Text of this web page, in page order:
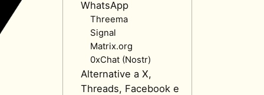
WhatsApp
Threema
Signal
Matrix.org
0xChat (Nostr)
Alternative a X,
Threads, Facebook e